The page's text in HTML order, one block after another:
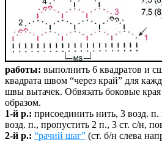
работы: выполнить 6 квадратов и
квадрата швом “через край” для
швы вытачек. Обвязать боковые
образом.
1-й р.: присоединить нить, 3 возд.
возд. п., пропустить 2 п., 3 ст. с/н,
2-й р.: “рачий шаг” (ст. б/н слева